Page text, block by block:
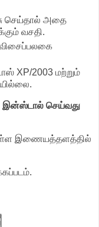
செய்தால் அதை
வசதி.
விசைப்பலகை
XP/2003 மற்றும்
இன்ஸ்டால் செய்வது
இணையத்தளத்தில்